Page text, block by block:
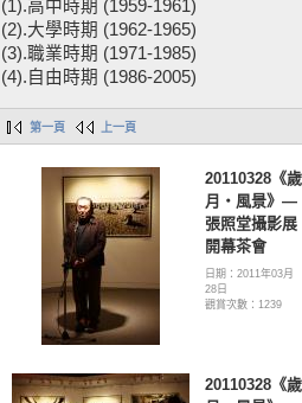
(1).高中時期 (1959-1961)
(2).大學時期 (1962-1965)
(3).職業時期 (1971-1985)
(4).自由時期 (1986-2005)
第一頁 上一頁
20110328《歲
月‧風景》—
張照堂攝影展
開幕茶會
日期：2011年03月
28日
觀賞次數：1239
20110328《歲